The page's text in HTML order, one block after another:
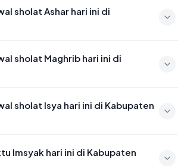
sholat Ashar hari ini di
sholat Maghrib hari ini di
sholat Isya hari ini di Kabupaten
Imsyak hari ini di Kabupaten